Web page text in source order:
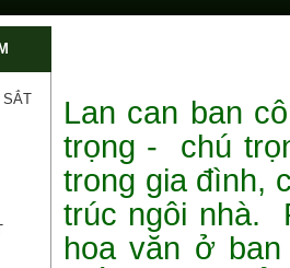
SẮT
Lan can ban
trọng - chú
trong gia đình,
trúc ngôi nhà.
hoa văn ở